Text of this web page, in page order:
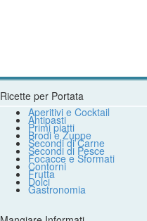
Ricette per Portata
Aperitivi e Cocktail
Antipasti
Primi piatti
Brodi e Zuppe
Secondi di Carne
Secondi di Pesce
Focacce e Sformati
Contorni
Frutta
Dolci
Gastronomia